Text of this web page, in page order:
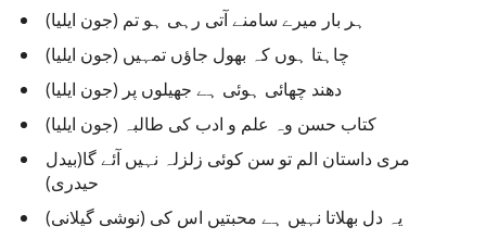
ہر بار میرے سامنے آتی رہی ہو تم (جون ایلیا)
چاہتا ہوں کہ بھول جاؤں تمہیں (جون ایلیا)
دھند چھائی ہوئی ہے جھیلوں پر (جون ایلیا)
کتاب حسن وہ علم و ادب کی طالبہ (جون ایلیا)
مری داستان الم تو سن کوئی زلزلہ نہیں آئے گا(بیدل
حیدری)
یہ دل بھلاتا نہیں ہے محبتیں اس کی (نوشی گیلانی)